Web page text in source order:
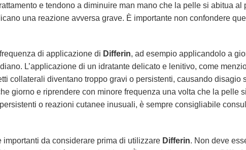
e tendono a diminuire man mano che la pelle si abitua
una reazione avversa grave. È importante non confondere
di applicazione di Differin, ad esempio applicandolo a
L’applicazione di un idratante delicato e lenitivo, come
collaterali diventano troppo gravi o persistenti, causando disagio
giorno e riprendere con minore frequenza una volta che la pelle
o reazioni cutanee inusuali, è sempre consigliabile
da considerare prima di utilizzare Differin. Non deve